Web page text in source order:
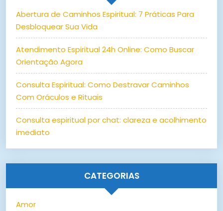
Abertura de Caminhos Espiritual: 7 Práticas Para
Desbloquear Sua Vida
Atendimento Espiritual 24h Online: Como Buscar
Orientação Agora
Consulta Espiritual: Como Destravar Caminhos
Com Oráculos e Rituais
Consulta espiritual por chat: clareza e acolhimento
imediato
CATEGORIAS
Amor